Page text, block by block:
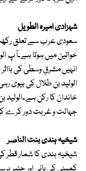
شہزادی امیرہ الطویل
سعودی عرب سے تعلق
خواتین میں ہوتا ہے۔آپ
انہیں مشرقِ وسطیٰ کی
الولید بن طلال کی بیوی
خاندان کا رکن
جہالت و غربت دور کرے
شیخیہ ہندی بنت الناصر
شیخیہ ہندی کا شمار قطر